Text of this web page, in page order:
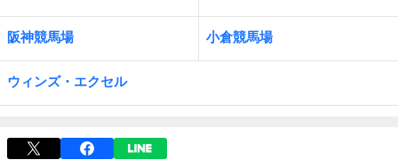
阪神競馬場 小倉競馬場
ウィンズ・エクセル